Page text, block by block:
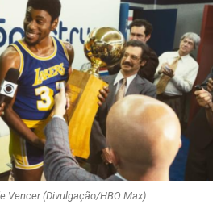
Vencer (Divulgação/HBO Max)